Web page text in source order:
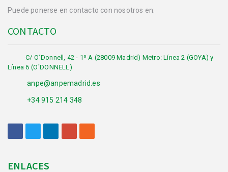
Puede ponerse en contacto con nosotros en:
CONTACTO
C/ O´Donnell, 42 - 1º A (28009 Madrid) Metro: Línea 2 (GOYA) y
Línea 6 (O´DONNELL)
anpe@anpemadrid.es
+34 915 214 348
ENLACES